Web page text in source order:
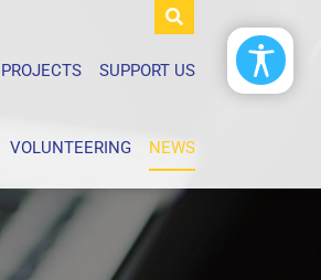
PROJECTS SUPPORT US
VOLUNTEERING NEWS